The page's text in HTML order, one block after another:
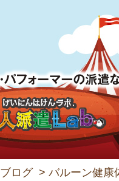
ブログ > バルーン健